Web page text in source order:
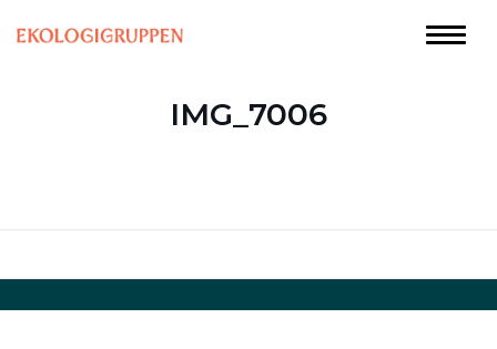
IMG_7006